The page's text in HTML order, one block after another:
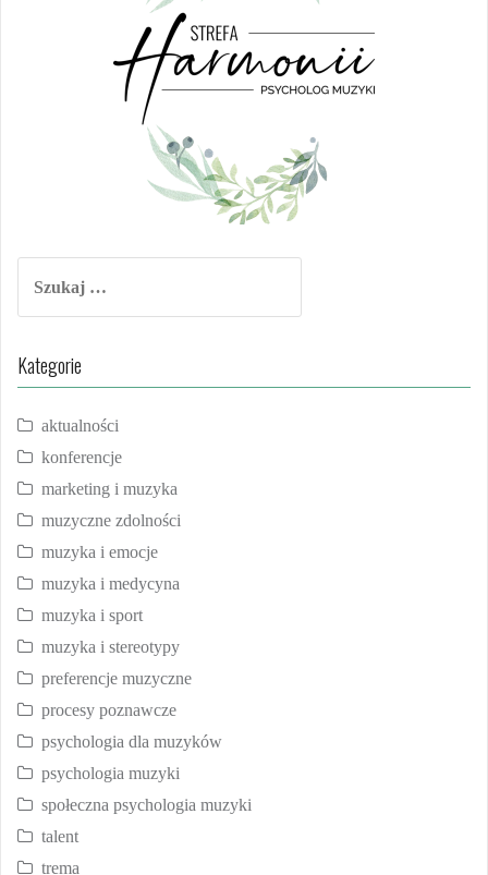
Kategorie
aktualności
konferencje
marketing i muzyka
muzyczne zdolności
muzyka i emocje
muzyka i medycyna
muzyka i sport
muzyka i stereotypy
preferencje muzyczne
procesy poznawcze
psychologia dla muzyków
psychologia muzyki
społeczna psychologia muzyki
talent
trema